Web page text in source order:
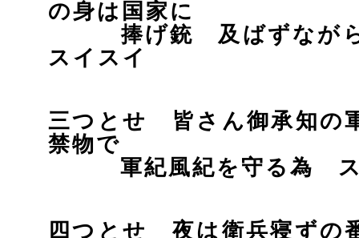
の身は国家に
捧げ銃 及ばずなが
スイスイ
三つとせ 皆さん御承知の
禁物で
軍紀風紀を守る為 ス
四つとせ 夜は衛兵寝ずの